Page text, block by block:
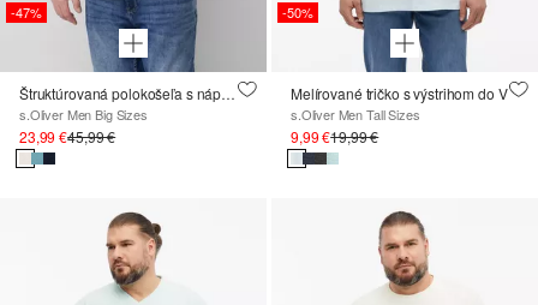
-47%
Štruktúrovaná polokošeľa s náprsným vreckom
s.Oliver Men Big Sizes
23,99 €45,99 €
-50%
Melírované tričko s výstrihom do V
s.Oliver Men Tall Sizes
9,99 €19,99 €